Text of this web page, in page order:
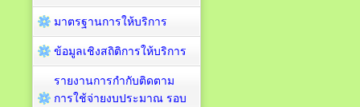
มาตรฐานการให้บริการ
ข้อมูลเชิงสถิติการให้บริการ
รายงานการกำกับติดตาม
การใช้จ่ายงบประมาณ รอบ